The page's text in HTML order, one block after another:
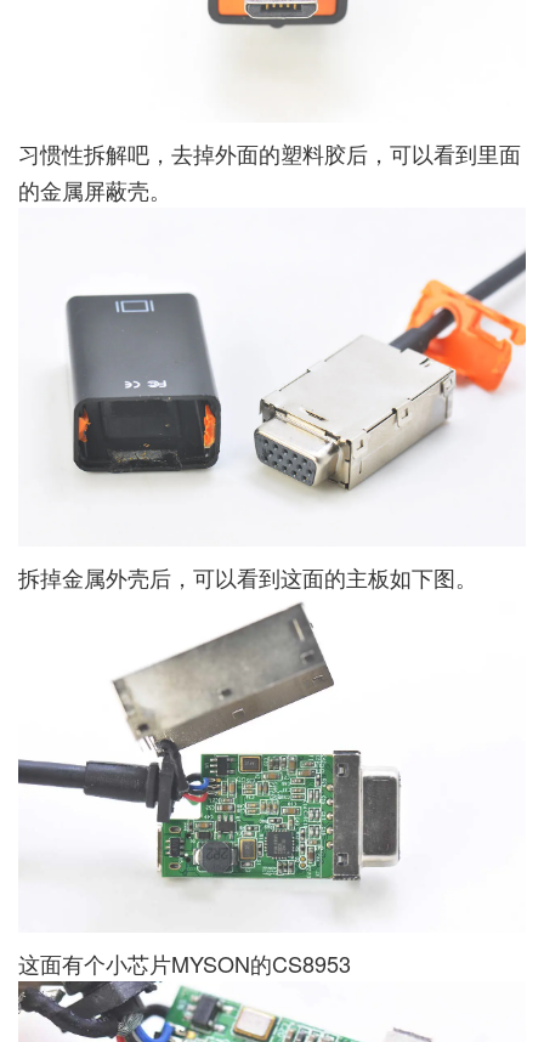
习惯性拆解吧，去掉外面的塑料胶后，可以看到里面
的金属屏蔽壳。
拆掉金属外壳后，可以看到这面的主板如下图。
这面有个小芯片MYSON的CS8953